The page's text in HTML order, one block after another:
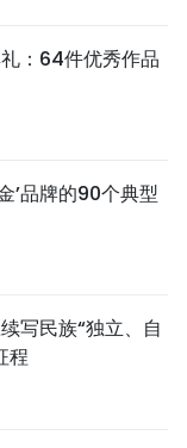
：64件优秀作品
’品牌的90个典型
写民族“独立、自
程